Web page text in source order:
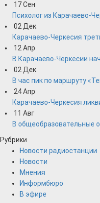
17Сен
Психолог из Карачаево-
02 Дек
Карачаево-Черкесия
12 Апр
В Карачаево-Черкесии
02 Дек
В час пик по маршруту
24Апр
Карачаево-Черкесия
11 Авг
В общеобразовательные
Рубрики
Новости радиостанции
Новости
Мнения
Информбюро
В эфире